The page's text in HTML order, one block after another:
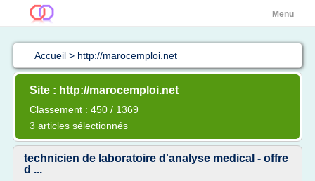
Menu
Accueil > http://marocemploi.net
Site : http://marocemploi.net
Classement : 450 / 1369
3 articles sélectionnés
technicien de laboratoire d'analyse medical - offre
d ...